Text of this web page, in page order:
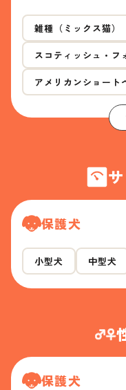
雑種（ミックス猫）
スコティッシュ・フ
アメリカンショート
保護犬
小型犬 中型犬
保護犬